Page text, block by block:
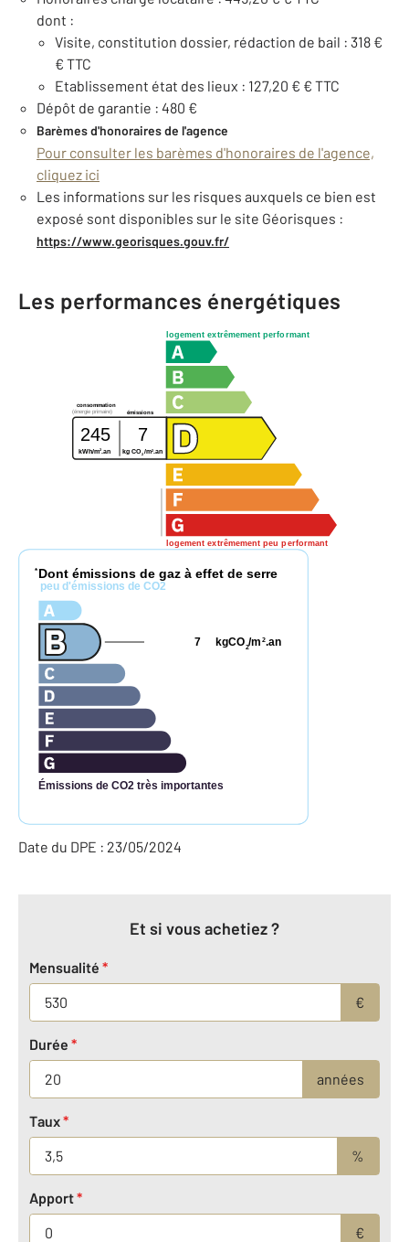
dont :
Visite, constitution dossier, rédaction de bail : 318 €
€ TTC
Etablissement état des lieux : 127,20 € € TTC
Dépôt de garantie : 480 €
Barèmes d'honoraires de l'agence
Pour consulter les barèmes d'honoraires de l'agence,
cliquez ici
Les informations sur les risques auxquels ce bien est
exposé sont disponibles sur le site Géorisques :
https://www.georisques.gouv.fr/
Les performances énergétiques
logement extrêmement performant
logement extrêmement peu performant
consommation
émissions
(énergie primaire)
245 7
kWh/m2.an kg CO2 /m2 .an
* Dont émissions de gaz à effet de serre
peu d'émissions de CO2
Émissions de CO2 très importantes
kgCO2/m 2.an
7
Date du DPE : 23/05/2024
Et si vous achetiez ?
Mensualité *
€
Durée *
années
Taux*
%
Apport*
€